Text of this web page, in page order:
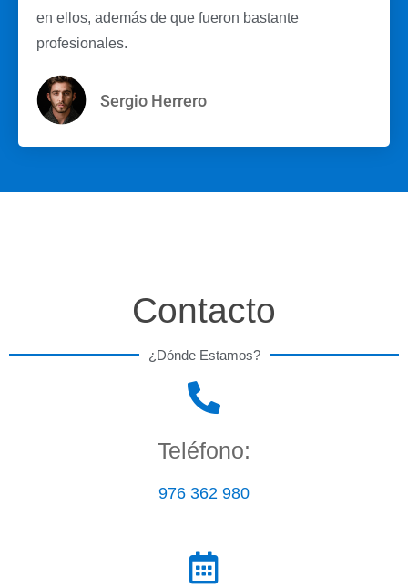
en ellos, además de que fueron bastante
profesionales.
Sergio Herrero
Contacto
¿Dónde Estamos?
Teléfono:
976 362 980